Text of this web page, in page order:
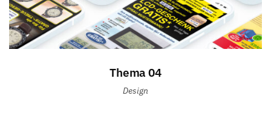
Thema 04
Design